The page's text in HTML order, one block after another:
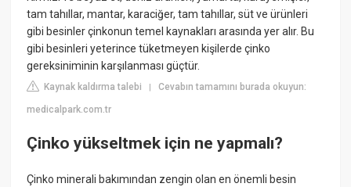
tam tahıllar, mantar, karaciğer, tam tahıllar, süt ve ürünleri
gibi besinler çinkonun temel kaynakları arasında yer alır. Bu
gibi besinleri yeterince tüketmeyen kişilerde çinko
gereksiniminin karşılanması güçtür.
Kaynak kaldırma talebi |Cevabın tamamını burada okuyun:
medicalpark.com.tr
Çinko yükseltmek için ne yapmalı?
Çinko minerali bakımından zengin olan en önemli besin